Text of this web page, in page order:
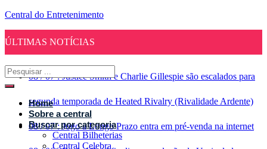
Central do Entretenimento
ÚLTIMAS NOTÍCIAS
08 / 07 : Justice Smith e Charlie Gillespie são escalados para
segunda temporada de Heated Rivalry (Rivalidade Ardente)
08 / 07 : Jogo a Longo Prazo entra em pré-venda na internet
Home
Sobre a central
Buscar por categoria
Central Bilheterias
Central Celebra